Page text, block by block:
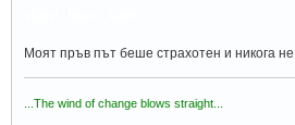
Моят пръв път беше страхотен и никога
...The wind of change blows straight...